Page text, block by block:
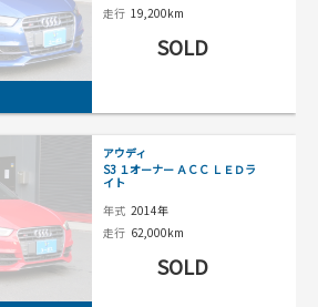
走行 19,200km
SOLD
アウディ
S3 １オーナー ＡＣＣ ＬＥＤラ
イト
年式 2014年
走行 62,000km
SOLD